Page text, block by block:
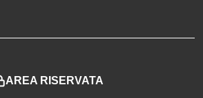
AREA RISERVATA